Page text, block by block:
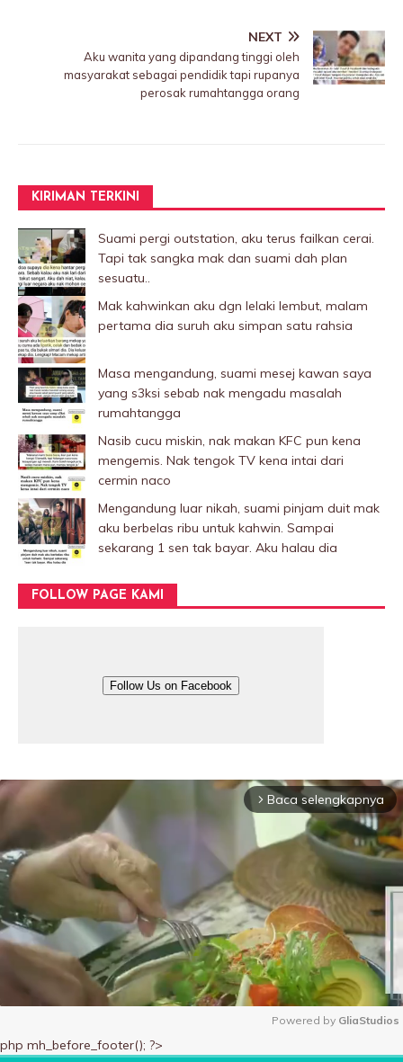
NEXT
Aku wanita yang dipandang tinggi oleh
masyarakat sebagai pendidik tapi rupanya
perosak rumahtangga orang
KIRIMAN TERKINI
Suami pergi outstation, aku terus failkan cerai.
Tapi tak sangka mak dan suami dah plan
sesuatu..
Mak kahwinkan aku dgn lelaki Iembut, malam
pertama dia suruh aku simpan satu rahsia
Masa mengandung, suami mesej kawan saya
yang s3ksi sebab nak mengadu masalah
rumahtangga
Nasib cucu miskin, nak makan KFC pun kena
mengemis. Nak tengok TV kena intai dari
cermin naco
Mengandung luar nikah, suami pinjam duit mak
aku berbelas ribu untuk kahwin. Sampai
sekarang 1 sen tak bayar. Aku halau dia
FOLLOW PAGE KAMI
Follow Us on Facebook
arrow_forward_ios Baca selengkapnya
M
Powered by GliaStudios
php mh_before_footer(); ?>